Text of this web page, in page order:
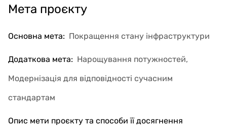
Мета проєкту
Основна мета: Покращення стану інфраструктури
Додаткова мета: Нарощування потужностей,
Модернізація для відповідності сучасним
стандартам
Опис мети проєкту та способи її досягнення